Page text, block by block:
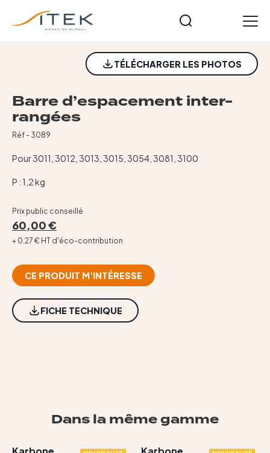
Nos gammes
Opérateurs
Cuir et Imitation Cuir
Technique
Tables et accessoires
Starters
Notre histoire
Contact
TÉLÉCHARGER LES PHOTOS
Barre d’espacement inter-
rangées
Réf - 3089
Pour 3011, 3012, 3013, 3015, 3054, 3081, 3100
P : 1,2 kg
Prix public conseillé
60,00 €
+ 0.27 € HT d'éco-contribution
CE PRODUIT M'INTÉRESSE
FICHE TECHNIQUE
Dans la même gamme